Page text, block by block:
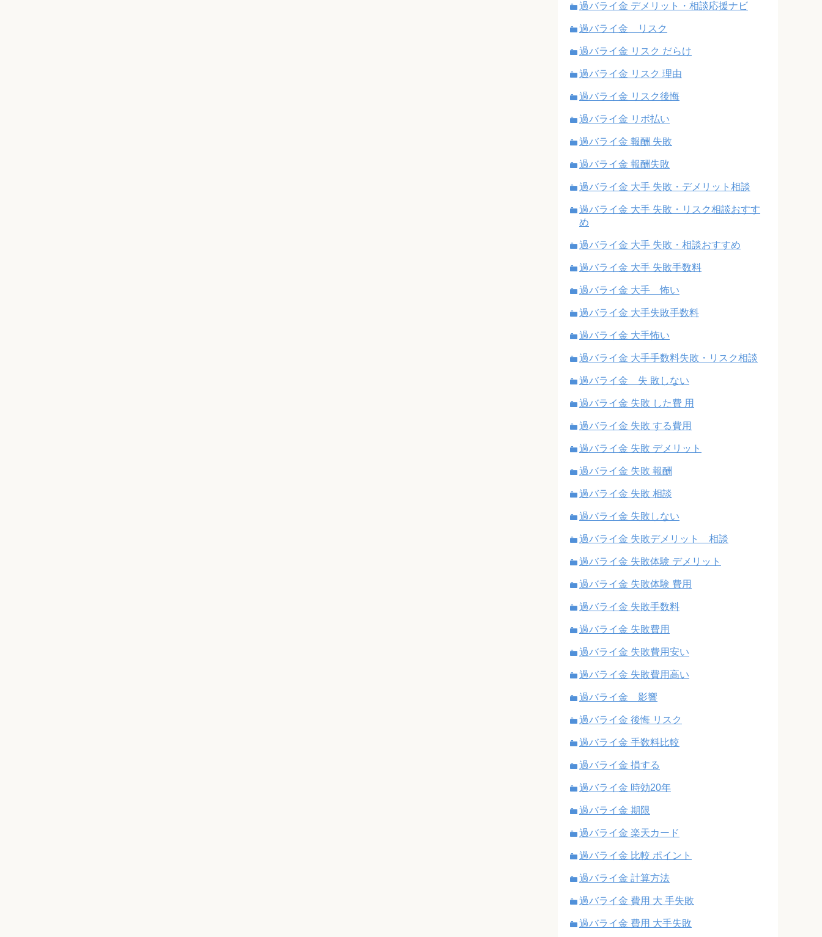
過バライ金 デメリット・相談応援ナビ
過バライ金 リスク
過バライ金 リスク だらけ
過バライ金 リスク 理由
過バライ金 リスク後悔
過バライ金 リボ払い
過バライ金 報酬 失敗
過バライ金 報酬失敗
過バライ金 大手 失敗・デメリット相談
過バライ金 大手 失敗・リスク相談おすす
め
過バライ金 大手 失敗・相談おすすめ
過バライ金 大手 失敗手数料
過バライ金 大手 怖い
過バライ金 大手失敗手数料
過バライ金 大手怖い
過バライ金 大手手数料失敗・リスク相談
過バライ金 失 敗しない
過バライ金 失敗 した費 用
過バライ金 失敗 する費用
過バライ金 失敗 デメリット
過バライ金 失敗 報酬
過バライ金 失敗 相談
過バライ金 失敗しない
過バライ金 失敗デメリット 相談
過バライ金 失敗体験 デメリット
過バライ金 失敗体験 費用
過バライ金 失敗手数料
過バライ金 失敗費用
過バライ金 失敗費用安い
過バライ金 失敗費用高い
過バライ金 影響
過バライ金 後悔 リスク
過バライ金 手数料比較
過バライ金 損する
過バライ金 時効20年
過バライ金 期限
過バライ金 楽天カード
過バライ金 比較 ポイント
過バライ金 計算方法
過バライ金 費用 大 手失敗
過バライ金 費用 大手失敗